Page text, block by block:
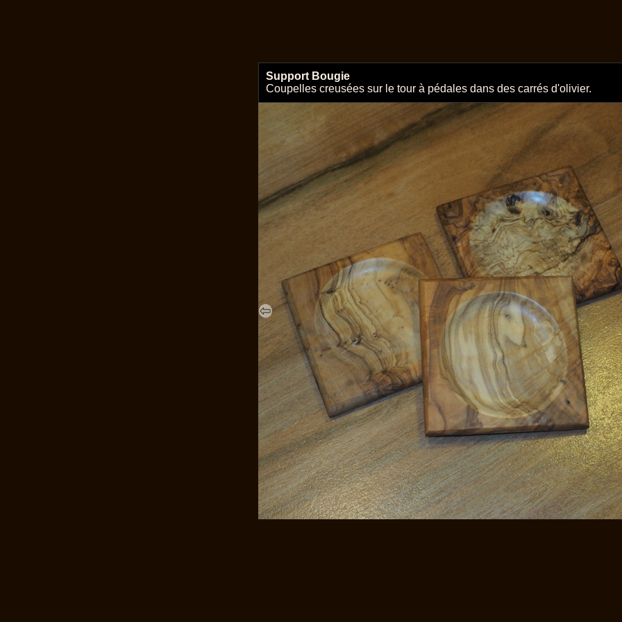
Support Bougie
Coupelles creusées sur le tour à pédales dans des carrés d'olivier.